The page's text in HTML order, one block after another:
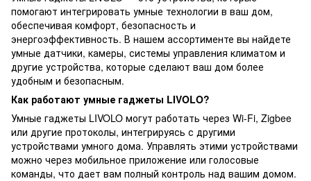
помогают интегрировать умные технологии в ваш дом,
обеспечивая комфорт, безопасность и
энергоэффективность. В нашем ассортименте вы найдете
умные датчики, камеры, системы управления климатом и
другие устройства, которые сделают ваш дом более
удобным и безопасным.
Как работают умные гаджеты LIVOLO?
Умные гаджеты LIVOLO могут работать через Wi-Fi, Zigbee
или другие протоколы, интегрируясь с другими
устройствами умного дома. Управлять этими устройствами
можно через мобильное приложение или голосовые
команды, что дает вам полный контроль над вашим домом.